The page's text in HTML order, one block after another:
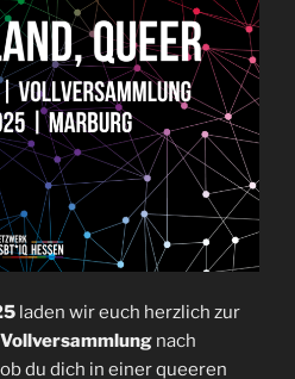
laden wir euch herzlich zur
nach
du dich in einer queeren